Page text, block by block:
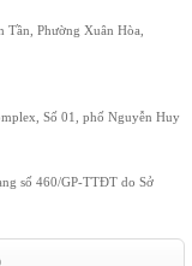
Phường Xuân Hòa,
Số 01, phố Nguyễn Huy
số 460/GP-TTĐT do Sở